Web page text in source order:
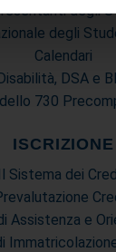
per
funzionalità dei
traffico.
in cui utilizza
occupano di
che ha fornito
dei loro
degli
degli
Calendari
DSA e
730
ISCRIZIONE
Il Sistema dei
Assistenza e